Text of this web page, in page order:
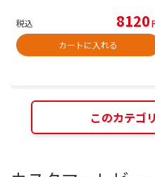
税込 8120
カートに入れる
このカテゴ